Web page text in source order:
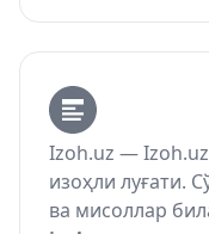
Izoh.uz —
изоҳли луғати.
ва мисоллар